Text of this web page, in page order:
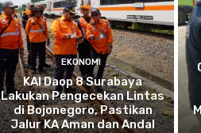
EKONOMI
KAI Daop 8 Surabaya
Lakukan Pengecekan Lintas
di Bojonegoro, Pastikan
Jalur KA Aman dan Andal